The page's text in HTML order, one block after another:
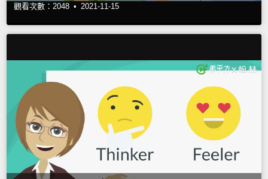
觀看次數：2048 • 2021-11-15